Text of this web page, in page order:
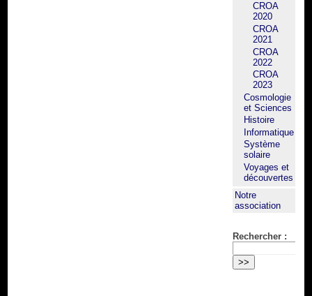
CROA
2020
CROA
2021
CROA
2022
CROA
2023
Cosmologie
et Sciences
Histoire
Informatique
Système
solaire
Voyages et
découvertes
Notre
association
Rechercher :